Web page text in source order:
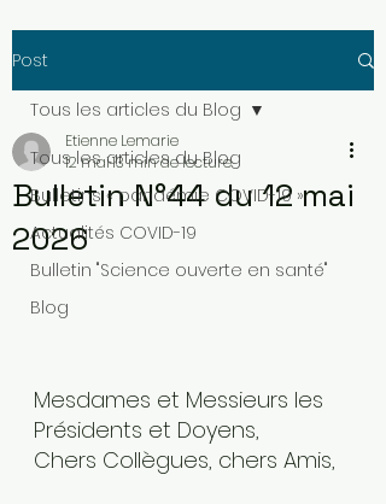
Post
Tous les articles du Blog
Bulletins « pandémie COVID-19 »
Actualités COVID-19
Bulletin "Science ouverte en santé"
Blog
Tous les articles du Blog
Bulletin N°44 du 12 mai
2026
Etienne Lemarie
12 mai13 min de lecture
Mesdames et Messieurs les
Présidents et Doyens,
Chers Collègues, chers Amis,